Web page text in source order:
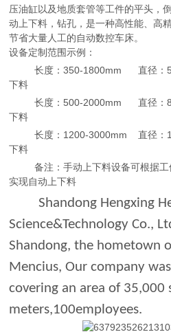
压油缸以及地质套管等工件的平头，
动上下料，钻孔，是一种高性能、高
节省大量人工的自动数控车床。
设备定制范围示例：
长度：350-1800mm直径：
下料
长度：500-2000mm直径：
下料
长度： 1200-3000mm直径：
下料
备注：手动上下料设备可根据
实现自动上下料
Shandong Hengxing
Science&Technology Co.,
Shandong, the hometown
Mencius, Our company
covering an area of 35,000
meters,100employees.